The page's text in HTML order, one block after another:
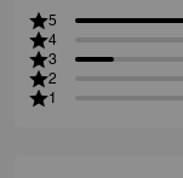
5
4
3
2
1